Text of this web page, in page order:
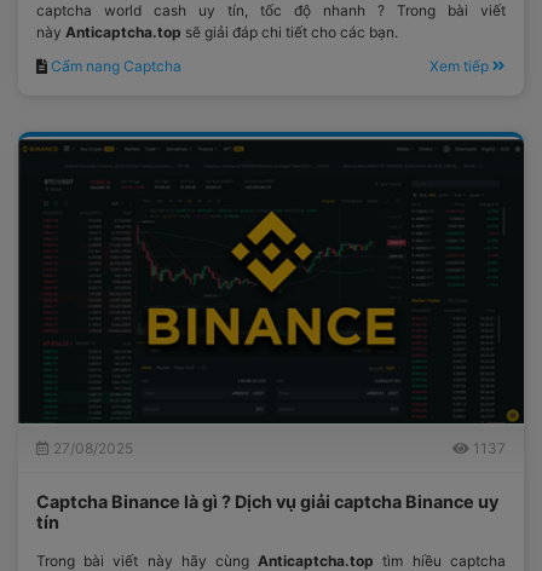
captcha world cash uy tín, tốc độ nhanh ? Trong bài viết
này Anticaptcha.top sẽ giải đáp chi tiết cho các bạn.
Cẩm nang Captcha
Xem tiếp
27/08/2025 1137
Captcha Binance là gì ? Dịch vụ giải captcha Binance uy
tín
Trong bài viết này hãy cùng Anticaptcha.top tìm hiều captcha